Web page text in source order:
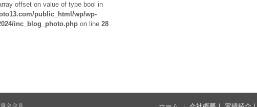
offset on value of type bool in
public_html/wp/wp-
inc_blog_photo.php on line 28